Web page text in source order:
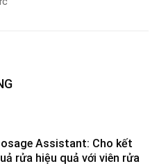
Assistant: Cho kết
rửa hiệu quả với viên rửa